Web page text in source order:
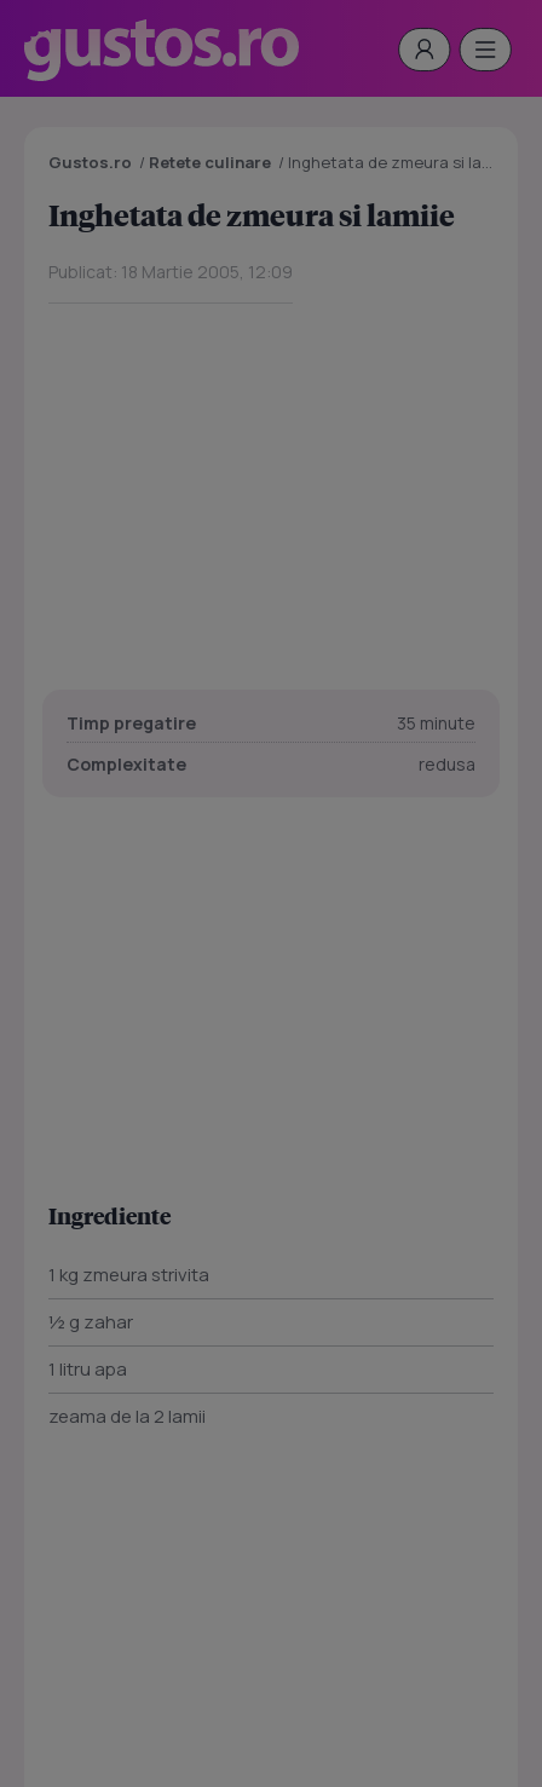
Gustos.ro / Retete culinare / Inghetata de zmeura si lamiie
Inghetata de zmeura si lamiie
Publicat: 18 Martie 2005, 12:09
Timp pregatire
35 minute
Complexitate
redusa
Ingrediente
1 kg zmeura strivita
½ g zahar
1 litru apa
zeama de la 2 lamii